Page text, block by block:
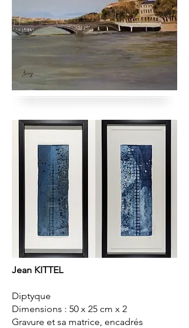
Jean KITTEL
Diptyque
Dimensions : 50 x 25 cm x 2
Gravure et sa matrice, encadrés